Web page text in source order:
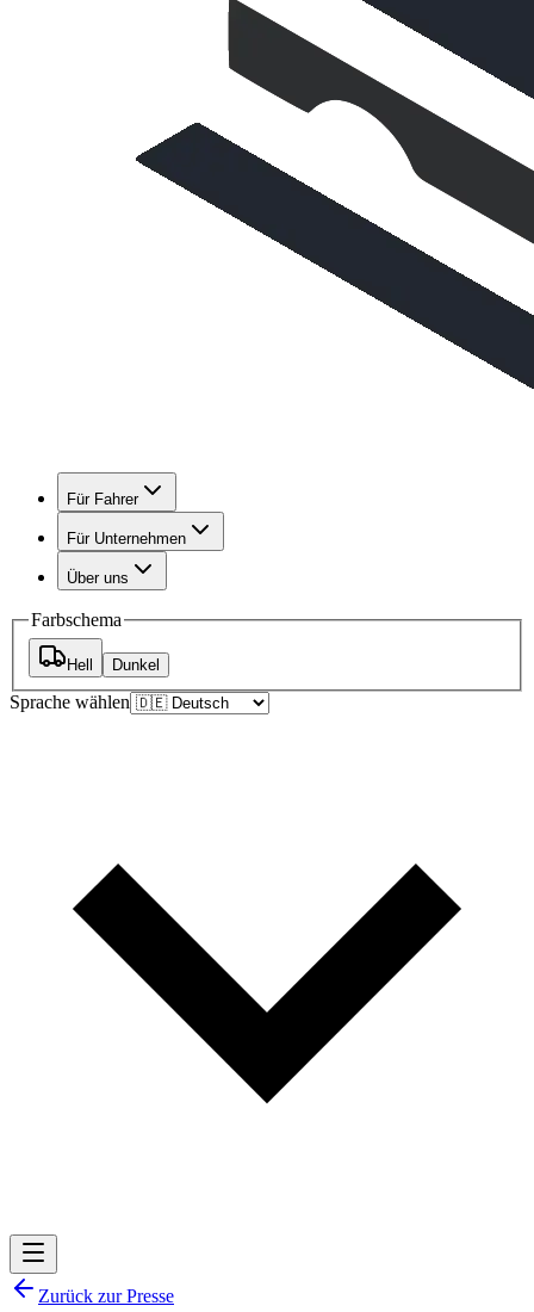
Für Fahrer
Für Unternehmen
Über uns
Farbschema
Hell Dunkel
Sprache wählen
Zurück zur Presse